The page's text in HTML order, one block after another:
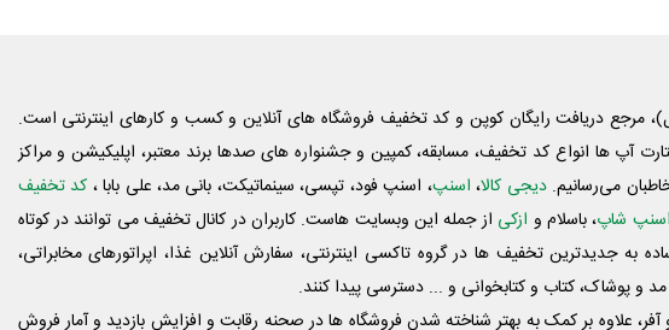
مرجع دریافت رایگان کوپن و کد تخفیف فروشگاه های آنلاین و کسب و‌ کارهای اینترنتی است.
آپ ها انواع کد تخفیف، مسابقه، کمپین و جشنواره های صدها برند معتبر، اپلیکیشن و مراکز
می‌رسانیم. دیجی کالا، اسنپ، اسنپ فود، تپسی، سینماتیکت، بانی مد، علی‌ بابا ، کد تخفیف
اسنپ شاپ، باسلام و ازکی از جمله این وبسایت ‌هاست. کاربران در کانال تخفیف می توانند در کوتاه
به جدیدترین تخفیف ها در گروه تاکسی اینترنتی، سفارش آنلاین غذا، اپراتورهای مخابراتی،
و پوشاک، کتاب و کتابخوانی و ... دسترسی پیدا کنند.
آفر، علاوه بر کمک به بهتر شناخته شدن فروشگاه ها در صحنه رقابت و افزایش بازدید و آمار فروش